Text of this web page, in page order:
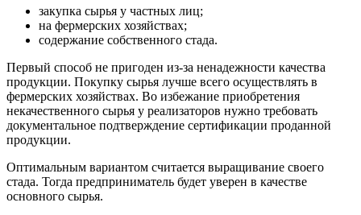
закупка сырья у частных лиц;
на фермерских хозяйствах;
содержание собственного стада.
Первый способ не пригоден из-за ненадежности качества
продукции. Покупку сырья лучше всего осуществлять в
фермерских хозяйствах. Во избежание приобретения
некачественного сырья у реализаторов нужно требовать
документальное подтверждение сертификации проданной
продукции.
Оптимальным вариантом считается выращивание своего
стада. Тогда предприниматель будет уверен в качестве
основного сырья.